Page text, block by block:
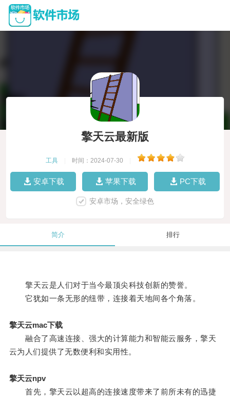
擎天云最新版
工具 时间：2024-07-30
安卓下载 苹果下载 PC下载
安卓市场，安全绿色
简介 排行
擎天云是人们对于当今最顶尖科技创新的赞誉。
它犹如一条无形的纽带，连接着天地间各个角落。
擎天云mac下载
融合了高速连接、强大的计算能力和智能云服务，擎天
云为人们提供了无数便利和实用性。
擎天云npv
首先，擎天云以超高的连接速度带来了前所未有的迅捷